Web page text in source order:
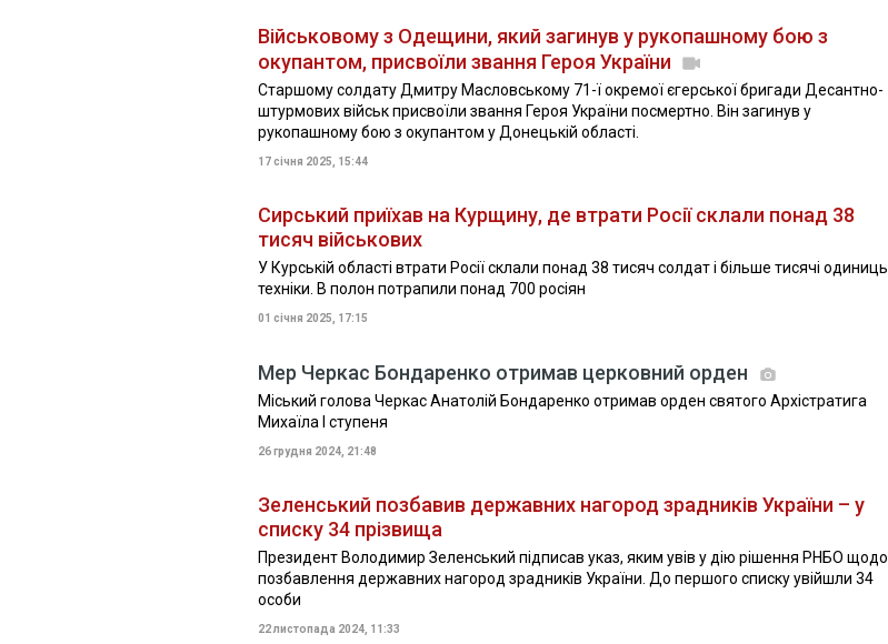
Військовому з Одещини, який загинув у рукопашному бою з
окупантом, присвоїли звання Героя України
Старшому солдату Дмитру Масловському 71-ї окремої єгерської бригади Десантно-
штурмових військ присвоїли звання Героя України посмертно. Він загинув у
рукопашному бою з окупантом у Донецькій області.
17 січня 2025, 15:44
Сирський приїхав на Курщину, де втрати Росії склали понад 38
тисяч військових
У Курській області втрати Росії склали понад 38 тисяч солдат і більше тисячі одиниць
техніки. В полон потрапили понад 700 росіян
01 січня 2025, 17:15
Мер Черкас Бондаренко отримав церковний орден
Міський голова Черкас Анатолій Бондаренко отримав орден святого Архістратига
Михаїла І ступеня
26 грудня 2024, 21:48
Зеленський позбавив державних нагород зрадників України – у
списку 34 прізвища
Президент Володимир Зеленський підписав указ, яким увів у дію рішення РНБО щодо
позбавлення державних нагород зрадників України. До першого списку увійшли 34
особи
22 листопада 2024, 11:33